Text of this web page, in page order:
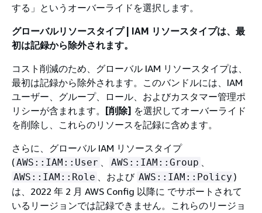
する」というオーバーライドを選択します。
グローバルリソースタイプ | IAM リソースタイプは、最
初は記録から除外されます。
コスト削減のため、グローバル IAM リソースタイプは、
最初は記録から除外されます。このバンドルには、IAM
ユーザー、グループ、ロール、およびカスタマー管理ポ
リシーが含まれます。
[削除] を選択してオーバーライド
を削除し、これらのリソースを記録に含めます。
さらに、グローバル IAM リソースタイプ
(AWS::IAM::User 、 AWS::IAM::Group 、
AWS::IAM::Role 、および AWS::IAM::Policy )
は、2022 年 2 月 AWS Config 以降に でサポートされて
いるリージョンでは記録できません。これらのリージョ